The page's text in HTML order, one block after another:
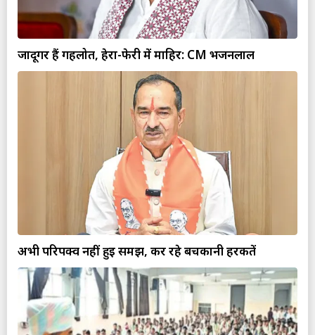
जादूगर हैं गहलोत, हेरा-फेरी में माहिर: CM भजनलाल
अभी परिपक्व नहीं हुई समझ, कर रहे बचकानी हरकतें